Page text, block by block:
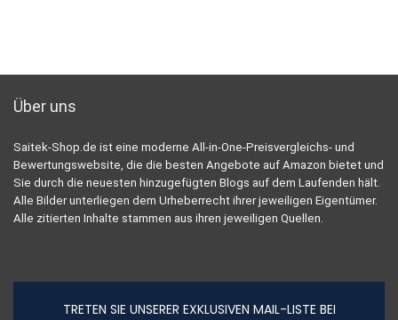
Über uns
Saitek-Shop.de ist eine moderne All-in-One-Preisvergleichs- und
Bewertungswebsite, die die besten Angebote auf Amazon bietet und
Sie durch die neuesten hinzugefügten Blogs auf dem Laufenden hält.
Alle Bilder unterliegen dem Urheberrecht ihrer jeweiligen Eigentümer.
Alle zitierten Inhalte stammen aus ihren jeweiligen Quellen.
TRETEN SIE UNSERER EXKLUSIVEN MAIL-LISTE BEI